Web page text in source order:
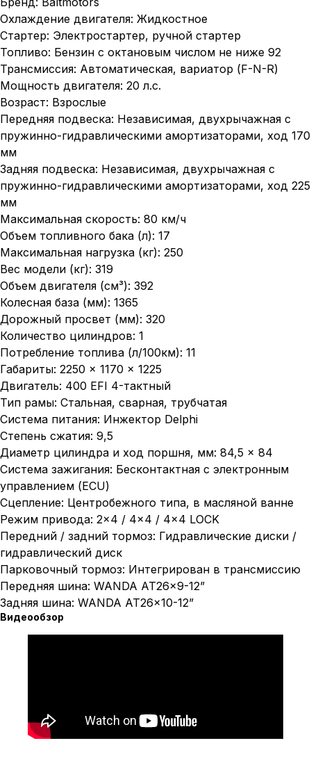
Охлаждение двигателя: Жидкостное
Стартер: Электростартер, ручной стартер
Топливо: Бензин с октановым числом не ниже 92
Трансмиссия: Автоматическая, вариатор (F-N-R)
Мощность двигателя: 20 л.с.
Возраст: Взрослые
Передняя подвеска: Независимая, двухрычажная с
пружинно-гидравлическими амортизаторами, ход 170
мм
Задняя подвеска: Независимая, двухрычажная с
пружинно-гидравлическими амортизаторами, ход 225
мм
Максимальная скорость: 80 км/ч
Объем топливного бака (л): 17
Максимальная нагрузка (кг): 250
Вес модели (кг): 319
Объем двигателя (см³): 392
Колесная база (мм): 1365
Дорожный просвет (мм): 320
Количество цилиндров: 1
Потребление топлива (л/100км): 11
Габариты: 2250 × 1170 × 1225
Двигатель: 400 EFI 4-тактный
Тип рамы: Стальная, сварная, трубчатая
Система питания: Инжектор Delphi
Степень сжатия: 9,5
Диаметр цилиндра и ход поршня, мм: 84,5 × 84
Система зажигания: Бесконтактная с электронным
управлением (ECU)
Сцепление: Центробежного типа, в масляной ванне
Режим привода: 2×4 / 4×4 / 4×4 LOCK
Передний / задний тормоз: Гидравлические диски /
гидравлический диск
Парковочный тормоз: Интегрирован в трансмиссию
Передняя шина: WANDA АТ26×9-12”
Задняя шина: WANDA АТ26×10-12”
Видеообзор